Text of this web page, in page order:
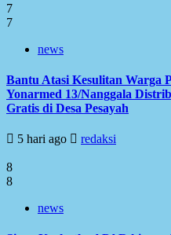
7
7
news
Bantu Atasi Kesulitan Warga
Yonarmed 13/Nanggala
Gratis di Desa Pesayah
5 hari ago redaksi
8
8
news